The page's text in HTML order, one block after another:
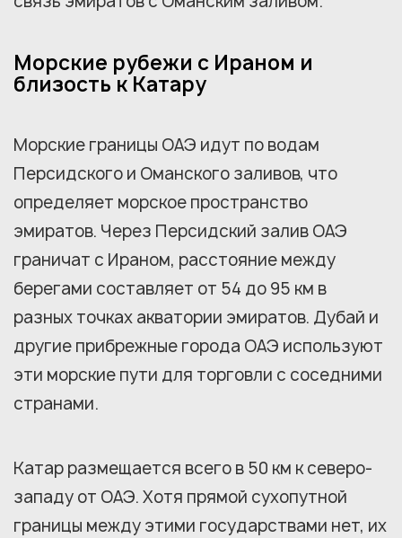
Морские рубежи с Ираном и
близость к Катару
Морские границы ОАЭ идут по водам
Персидского и Оманского заливов, что
определяет морское пространство
эмиратов. Через Персидский залив ОАЭ
граничат с Ираном, расстояние между
берегами составляет от 54 до 95 км в
разных точках акватории эмиратов. Дубай и
другие прибрежные города ОАЭ используют
эти морские пути для торговли с соседними
странами.
Катар размещается всего в 50 км к северо-
западу от ОАЭ. Хотя прямой сухопутной
границы между этими государствами нет, их